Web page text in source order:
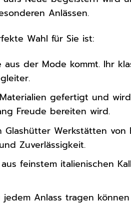
Anlässen.
Wahl für Sie ist:
der Mode kommt. Ihr
gefertigt und
Freude bereiten wird.
Werkstätten
Zuverlässigkeit.
feinstem italienischen
jedem Anlass tragen